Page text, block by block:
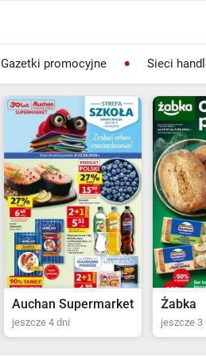
Gazetki promocyjne Sieci
Żabka
jeszcze 3 dni Ostatni